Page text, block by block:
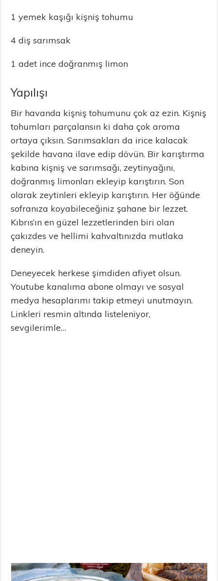
1 yemek kaşığı kişniş tohumu
4 diş sarımsak
1 adet ince doğranmış limon
Yapılışı
Bir havanda kişniş tohumunu çok az ezin. Kişniş
tohumları parçalansın ki daha çok aroma
ortaya çıksın. Sarımsakları da irice kalacak
şekilde havana ilave edip dövün. Bir karıştırma
kabına kişniş ve sarımsağı, zeytinyağını,
doğranmış limonları ekleyip karıştırın. Son
olarak zeytinleri ekleyip karıştırın. Her öğünde
sofranıza koyabileceğiniz şahane bir lezzet.
Kıbrıs’ın en güzel lezzetlerinden biri olan
çakızdes ve hellimi kahvaltınızda mutlaka
deneyin.
Deneyecek herkese şimdiden afiyet olsun.
Youtube kanalıma abone olmayı ve sosyal
medya hesaplarımı takip etmeyi unutmayın.
Linkleri resmin altında listeleniyor,
sevgilerimle…